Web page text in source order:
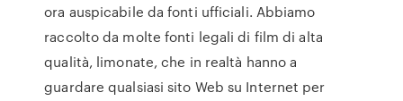
ora auspicabile da fonti ufficiali. Abbiamo
raccolto da molte fonti legali di film di alta
qualità, limonate, che in realtà hanno a
guardare qualsiasi sito Web su Internet per